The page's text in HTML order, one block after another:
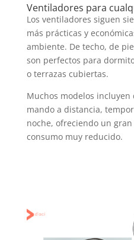
Ventiladores para
Los ventiladores siguen
más prácticas y
ambiente. De techo, de
son perfectos para
o terrazas cubiertas.
Muchos modelos
mando a distancia,
noche, ofreciendo un
consumo muy reducido.